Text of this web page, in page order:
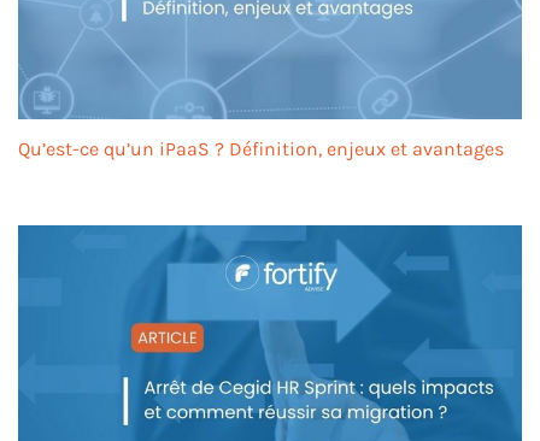
Qu’est-ce qu’un iPaaS ? Définition, enjeux et avantages